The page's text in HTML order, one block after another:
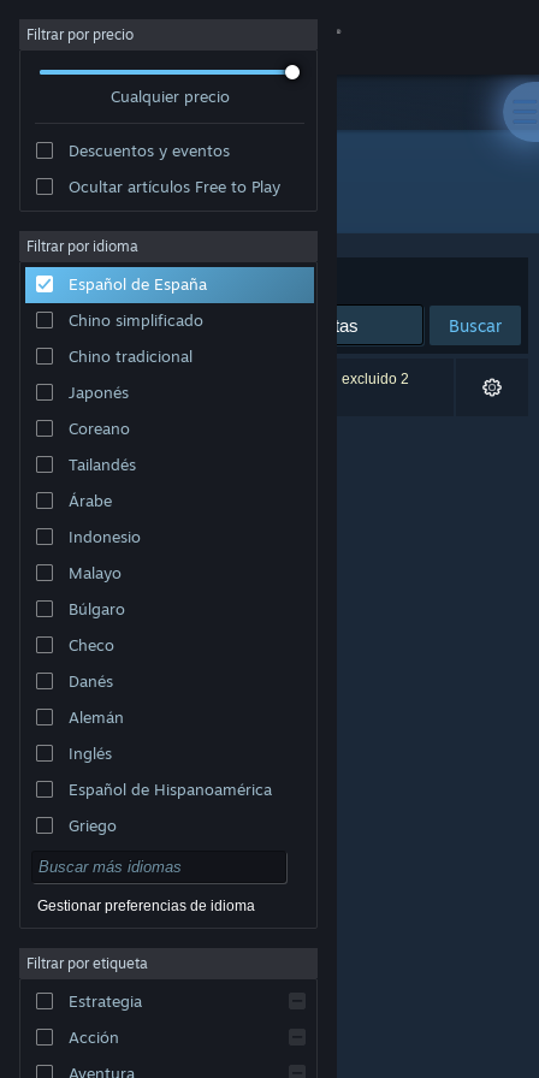
Iniciar sesión
Acerca de
Soporte
Cambiar idioma
Descargar Steam Mobile
Ver versión clásica
© Valve Corporation. Todos los derechos reservados.
respectivos dueños en EE. UU. y otros países.
Acuerdo de Suscriptor a Steam
Cookies
Filtrar por precio
Cualquier precio
Descuentos y eventos
Ocultar artículos Free to Play
Filtrar por idioma
Español de España
Chino simplificado
Chino tradicional
Japonés
Coreano
Tailandés
Árabe
Indonesio
Malayo
Búlgaro
Checo
Danés
Alemán
Inglés
Español de Hispanoamérica
Griego
Gestionar preferencias de idioma
Filtrar por etiqueta
Estrategia
Acción
Aventura
Editor: Hont
Ordenar por Relevancia
Buscar
0 resultados coinciden con la búsqueda. Se han excluido 2
títulos basándose en tus preferencias.